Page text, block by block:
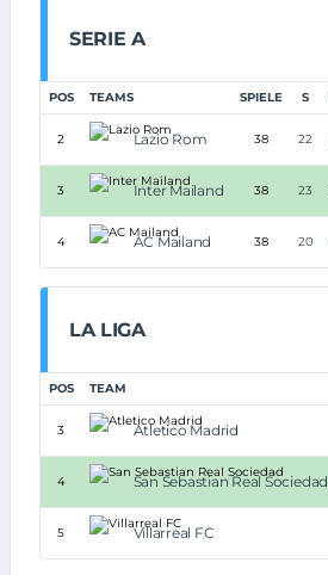
SERIE A
POS TEAMS SPIELE S
2 Lazio Rom 38 22
3 Inter Mailand 38 23
4 AC Mailand 38 20
LA LIGA
POS TEAM
3 Atletico Madrid
4 San Sebastian Real Sociedad
5 Villarreal FC